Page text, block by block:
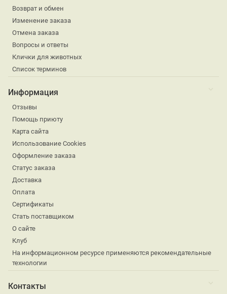
Возврат и обмен
Изменение заказа
Отмена заказа
Вопросы и ответы
Клички для животных
Список терминов
Информация
Отзывы
Помощь приюту
Карта сайта
Использование Cookies
Оформление заказа
Статус заказа
Доставка
Оплата
Сертификаты
Стать поставщиком
О сайте
Клуб
На информационном ресурсе применяются рекомендательные
технологии
Контакты